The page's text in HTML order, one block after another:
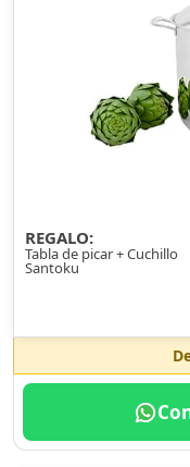
REGALO:
Tabla de picar + Cuchillo
Santoku